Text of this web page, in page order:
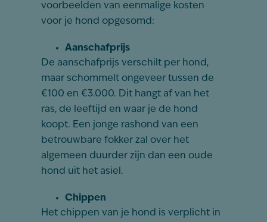
voorbeelden van eenmalige kosten
voor je hond opgesomd:
Aanschafprijs
De aanschafprijs verschilt per hond,
maar schommelt ongeveer tussen de
€100 en €3.000. Dit hangt af van het
ras, de leeftijd en waar je de hond
koopt. Een jonge rashond van een
betrouwbare fokker zal over het
algemeen duurder zijn dan een oude
hond uit het asiel.
Chippen
Het chippen van je hond is verplicht in